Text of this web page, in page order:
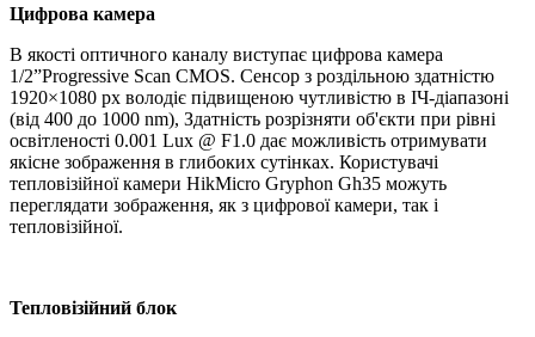
Цифрова камера
В якості оптичного каналу виступає цифрова камера
1/2”Progressive Scan CMOS. Сенсор з роздільною здатністю
1920×1080 рх володіє підвищеною чутливістю в ІЧ-діапазоні
(від 400 до 1000 nm), Здатність розрізняти об'єкти при рівні
освітленості 0.001 Lux @ F1.0 дає можливість отримувати
якісне зображення в глибоких сутінках. Користувачі
тепловізійної камери HikMicro Gryphon Gh35 можуть
переглядати зображення, як з цифрової камери, так і
тепловізійної.
Тепловізійний блок